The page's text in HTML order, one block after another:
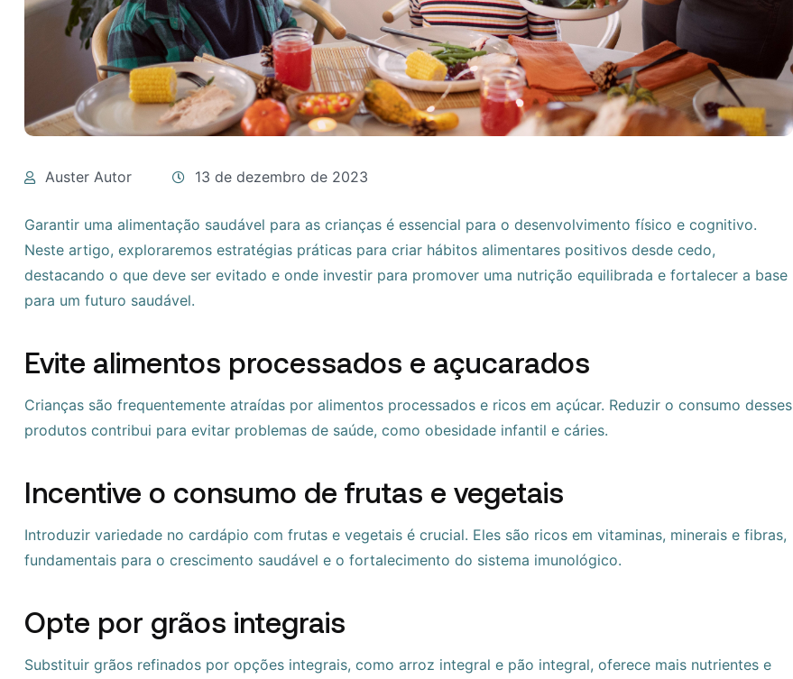
Auster Autor 13 de dezembro de 2023
Garantir uma alimentação saudável para as crianças é essencial para o desenvolvimento físico e cognitivo.
Neste artigo, exploraremos estratégias práticas para criar hábitos alimentares positivos desde cedo,
destacando o que deve ser evitado e onde investir para promover uma nutrição equilibrada e fortalecer a base
para um futuro saudável.
Evite alimentos processados e açucarados
Crianças são frequentemente atraídas por alimentos processados e ricos em açúcar. Reduzir o consumo desses
produtos contribui para evitar problemas de saúde, como obesidade infantil e cáries.
Incentive o consumo de frutas e vegetais
Introduzir variedade no cardápio com frutas e vegetais é crucial. Eles são ricos em vitaminas, minerais e fibras,
fundamentais para o crescimento saudável e o fortalecimento do sistema imunológico.
Opte por grãos integrais
Substituir grãos refinados por opções integrais, como arroz integral e pão integral, oferece mais nutrientes e